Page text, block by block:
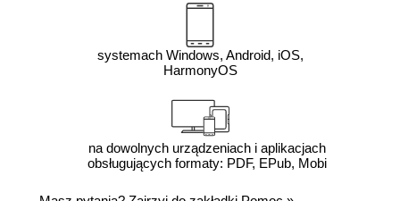
systemach Windows, Android, iOS,
HarmonyOS
na dowolnych urządzeniach i aplikacjach
obsługujących formaty: PDF, EPub, Mobi